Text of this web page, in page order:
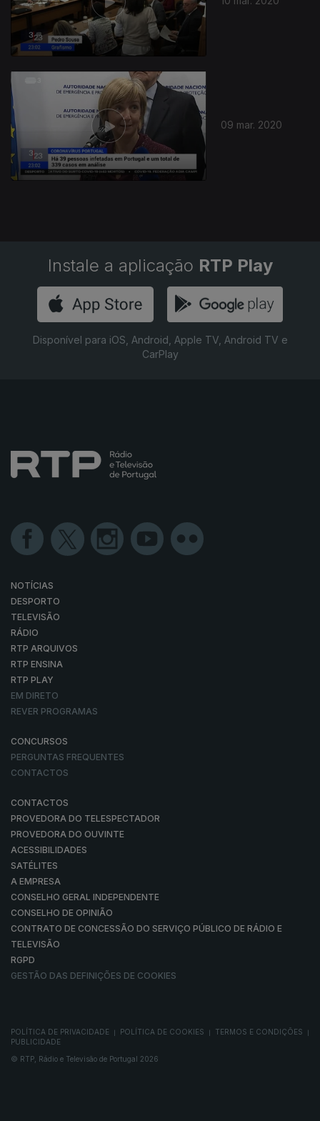
09 mar. 2020
Instale a aplicação RTP Play
Disponível para iOS, Android, Apple TV, Android TV e
CarPlay
NOTÍCIAS
DESPORTO
TELEVISÃO
RÁDIO
RTP ARQUIVOS
RTP ENSINA
RTP PLAY
EM DIRETO
REVER PROGRAMAS
CONCURSOS
PERGUNTAS FREQUENTES
CONTACTOS
CONTACTOS
PROVEDORA DO TELESPECTADOR
PROVEDORA DO OUVINTE
ACESSIBILIDADES
SATÉLITES
A EMPRESA
CONSELHO GERAL INDEPENDENTE
CONSELHO DE OPINIÃO
CONTRATO DE CONCESSÃO DO SERVIÇO PÚBLICO DE RÁDIO E
TELEVISÃO
RGPD
GESTÃO DAS DEFINIÇÕES DE COOKIES
POLÍTICA DE PRIVACIDADE POLÍTICA DE COOKIES TERMOS E CONDIÇÕES
PUBLICIDADE
© RTP, Rádio e Televisão de Portugal 2026